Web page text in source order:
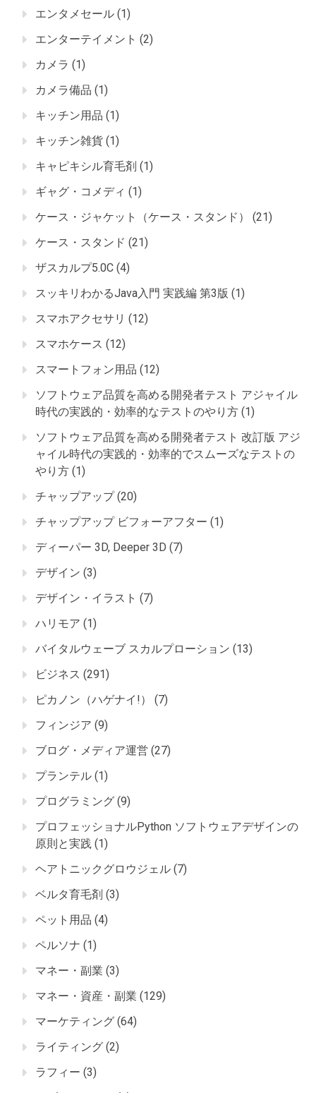
エンタメセール (1)
エンターテイメント (2)
カメラ (1)
カメラ備品 (1)
キッチン用品 (1)
キッチン雑貨 (1)
キャピキシル育毛剤 (1)
ギャグ・コメディ (1)
ケース・ジャケット（ケース・スタンド）
(21)
ケース・スタンド (21)
ザスカルプ5.0C (4)
スッキリわかるJava入門 実践編 第3版 (1)
スマホアクセサリ (12)
スマホケース (12)
スマートフォン用品 (12)
ソフトウェア品質を高める開発者テスト アジャイル
時代の実践的・効率的なテストのやり方 (1)
ソフトウェア品質を高める開発者テスト 改訂版 アジ
ャイル時代の実践的・効率的でスムーズなテストの
やり方 (1)
チャップアップ(20)
チャップアップ ビフォーアフター (1)
ディーパー 3D, Deeper 3D (7)
デザイン (3)
デザイン・イラスト (7)
ハリモア (1)
バイタルウェーブ スカルプローション (13)
ビジネス (291)
ピカノン（ハゲナイ!）
(7)
フィンジア (9)
ブログ・メディア運営 (27)
プランテル (1)
プログラミング (9)
プロフェッショナルPython ソフトウェアデザインの
原則と実践 (1)
ヘアトニックグロウジェル (7)
ベルタ育毛剤 (3)
ペット用品 (4)
ペルソナ (1)
マネー・副業 (3)
マネー・資産・副業 (129)
マーケティング (64)
ライティング (2)
ラフィー (3)